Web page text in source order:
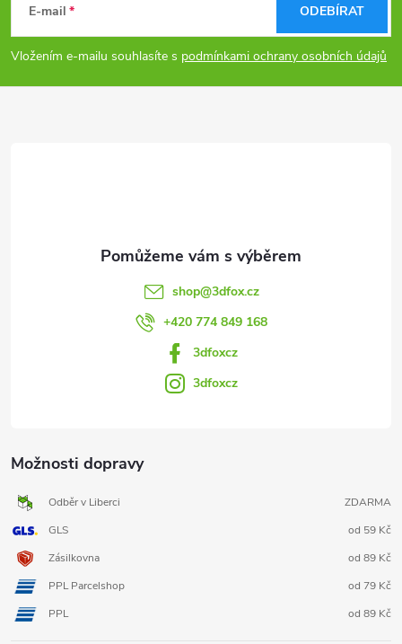
p
a
E-mail
Vložením e-mailu souhlasíte s podmínkami ochrany osobních údajů
ODEBÍRAT
Možnosti dopravy
Odběr v Liberci
ZDARMA
GLS
od 59 Kč
Zásilkovna
od 89 Kč
PPL Parcelshop
od 79 Kč
PPL
od 89 Kč
shop@3dfox.cz
+420 774 849 168
3dfoxcz
3dfoxcz